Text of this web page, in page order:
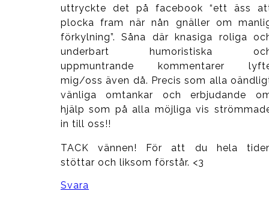
uttryckte det på facebook “ett äss
plocka fram när nån gnäller om
förkylning”. Såna där knasiga roliga
underbart humoristiska
uppmuntrande kommentarer
mig/oss även då. Precis som alla
vänliga omtankar och erbjudande
hjälp som på alla möjliga vis
in till oss!!
TACK vännen! För att du hela
stöttar och liksom förstår. <3
Svara